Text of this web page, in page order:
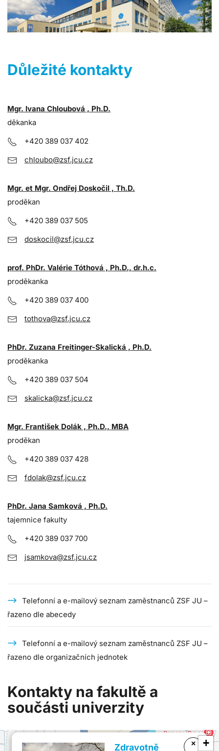
Důležité kontakty
Mgr. Ivana Chloubová , Ph.D.
děkanka
+420 389 037 402
chloubo@zsf.jcu.cz
Mgr. et Mgr. Ondřej Doskočil , Th.D.
proděkan
+420 389 037 505
doskocil@zsf.jcu.cz
prof. PhDr. Valérie Tóthová , Ph.D., dr.h.c.
proděkanka
+420 389 037 400
tothova@zsf.jcu.cz
PhDr. Zuzana Freitinger-Skalická , Ph.D.
proděkanka
+420 389 037 504
skalicka@zsf.jcu.cz
Mgr. František Dolák , Ph.D., MBA
proděkan
+420 389 037 428
fdolak@zsf.jcu.cz
PhDr. Jana Samková , Ph.D.
tajemnice fakulty
+420 389 037 700
jsamkova@zsf.jcu.cz
Telefonní a e-mailový seznam zaměstnanců ZSF JU –
řazeno dle abecedy
Telefonní a e-mailový seznam zaměstnanců ZSF JU –
řazeno dle organizačních jednotek
Kontakty na fakultě a
součásti univerzity
Zdravotně × +